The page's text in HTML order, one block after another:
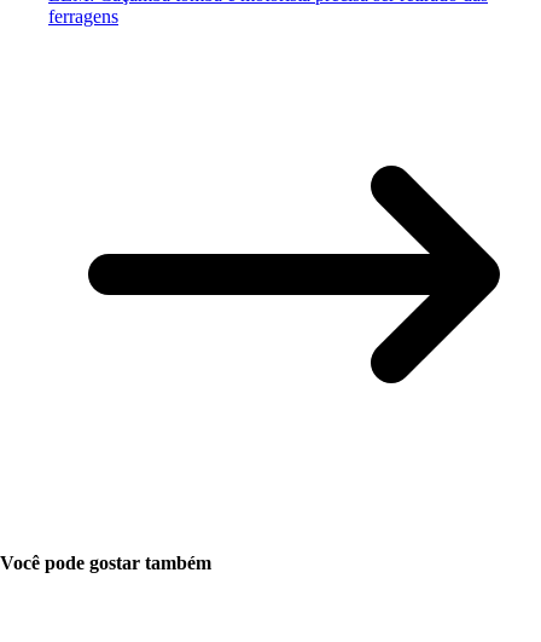
ferragens
Você pode gostar também